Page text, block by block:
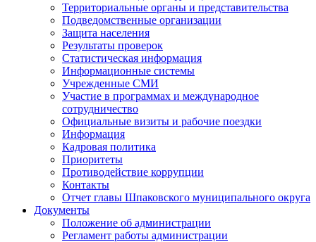
Территориальные органы и представительства
Подведомственные организации
Защита населения
Результаты проверок
Статистическая информация
Информационные системы
Учрежденные СМИ
Участие в программах и международное
сотрудничество
Официальные визиты и рабочие поездки
Информация
Кадровая политика
Приоритеты
Противодействие коррупции
Контакты
Отчет главы Шпаковского муниципального округа
Документы
Положение об администрации
Регламент работы администрации